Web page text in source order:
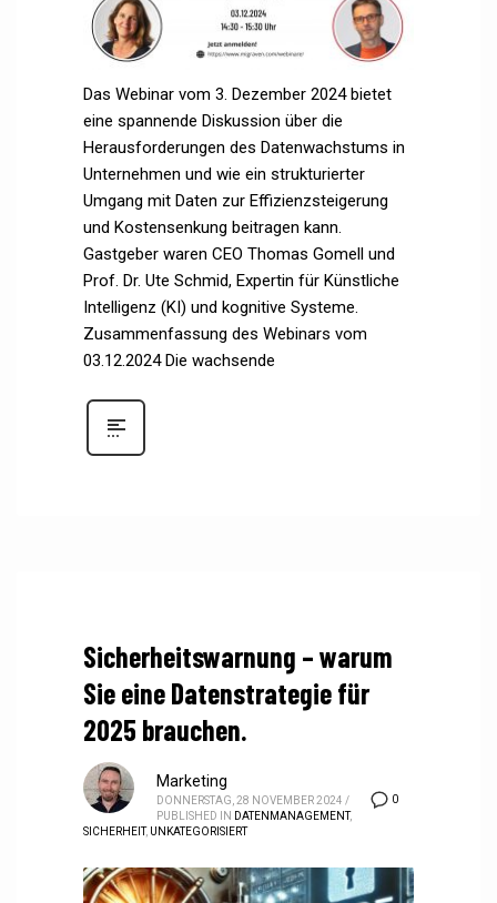
Das Webinar vom 3. Dezember 2024 bietet
eine spannende Diskussion über die
Herausforderungen des Datenwachstums in
Unternehmen und wie ein strukturierter
Umgang mit Daten zur Effizienzsteigerung
und Kostensenkung beitragen kann.
Gastgeber waren CEO Thomas Gomell und
Prof. Dr. Ute Schmid, Expertin für Künstliche
Intelligenz (KI) und kognitive Systeme.
Zusammenfassung des Webinars vom
03.12.2024 Die wachsende
Sicherheitswarnung – warum
Sie eine Datenstrategie für
2025 brauchen.
0
Marketing
DONNERSTAG, 28 NOVEMBER 2024 /
PUBLISHED IN DATENMANAGEMENT,
SICHERHEIT, UNKATEGORISIERT